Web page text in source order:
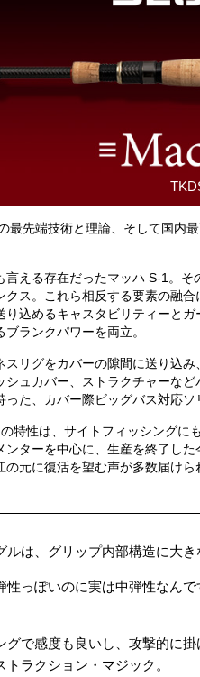
最先端技術と理論、そして国内
言える存在だったマッハ S-1。
クス。これら相反する要素の融
り込めるキャスタビリティーと
ランクパワーを両立。
スリグをカバーの隙間に送り込
シュカバー、ストラクチャーな
った、カバー際ビッグバス対応
特性は、サイトフィッシングに
ンターを中心に、生産を終了し
元に復活を望む声が多数届けら
ルは、グリップ内部構造に大き
性っぽいのに実は中弾性なん
グで感度も良いし、攻撃的に
ラクション・マジック。